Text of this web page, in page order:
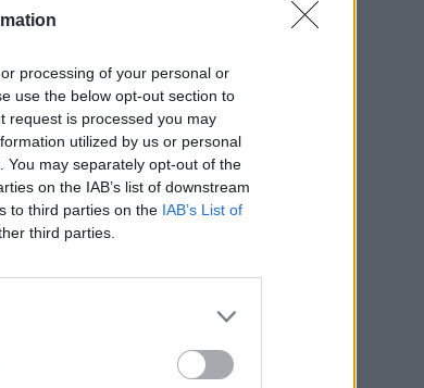
processing of your personal or
use the below opt-out section to
request is processed you may
utilized by us or personal
may separately opt-out of the
on the IAB’s list of downstream
to third parties on the IAB’s List of
third parties.